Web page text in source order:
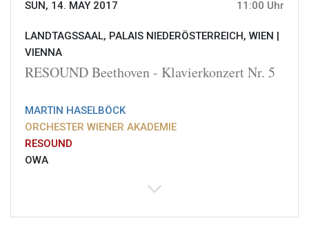
SUN, 14. MAY 2017 11:00 Uhr
LANDTAGSSAAL, PALAIS NIEDERÖSTERREICH, WIEN |
VIENNA
RESOUND Beethoven - Klavierkonzert Nr. 5
MARTIN HASELBÖCK
ORCHESTER WIENER AKADEMIE
RESOUND
OWA